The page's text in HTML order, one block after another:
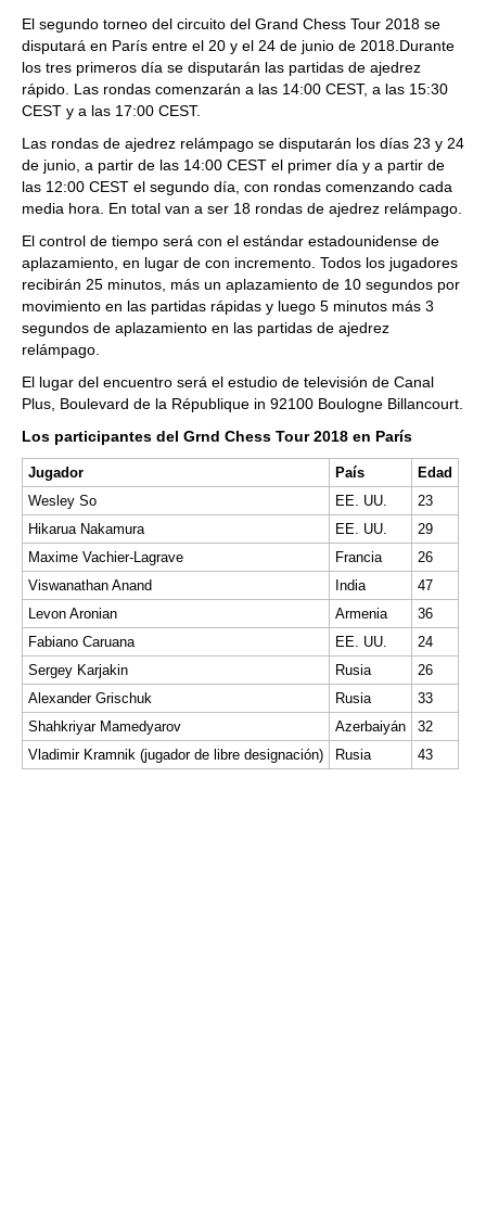
El segundo torneo del circuito del Grand Chess Tour 2018 se
disputará en París entre el 20 y el 24 de junio de 2018.Durante
los tres primeros día se disputarán las partidas de ajedrez
rápido. Las rondas comenzarán a las 14:00 CEST, a las 15:30
CEST y a las 17:00 CEST.
Las rondas de ajedrez relámpago se disputarán los días 23 y 24
de junio, a partir de las 14:00 CEST el primer día y a partir de
las 12:00 CEST el segundo día, con rondas comenzando cada
media hora. En total van a ser 18 rondas de ajedrez relámpago.
El control de tiempo será con el estándar estadounidense de
aplazamiento, en lugar de con incremento. Todos los jugadores
recibirán 25 minutos, más un aplazamiento de 10 segundos por
movimiento en las partidas rápidas y luego 5 minutos más 3
segundos de aplazamiento en las partidas de ajedrez
relámpago.
El lugar del encuentro será el estudio de televisión de Canal
Plus, Boulevard de la République in 92100 Boulogne Billancourt.
Los participantes del Grnd Chess Tour 2018 en París
Jugador País
Edad
Wesley So
EE. UU.
23
Hikarua Nakamura
EE. UU.
29
Maxime Vachier-Lagrave
Francia
26
Viswanathan Anand
India
47
Levon Aronian
Armenia
36
Fabiano Caruana
EE. UU.
24
Sergey Karjakin
Rusia
26
Alexander Grischuk
Rusia
33
Shahkriyar Mamedyarov
Azerbaiyán
32
Vladimir Kramnik (jugador de libre designación)
Rusia 43